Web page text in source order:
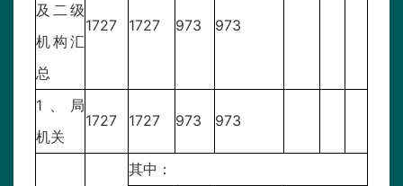
及二级
机构汇
总
1727 1727 973 973
1、局
机关
1727 1727 973 973
其中：